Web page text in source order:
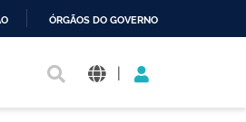
ÓRGÃOS DO GOVERNO
|